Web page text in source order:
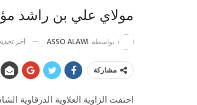
مولاي علي بن راشد
بواسطة ASSO ALAWI اخر
مشاركة
احتفت الزاوية العلاوية الدرقاوية